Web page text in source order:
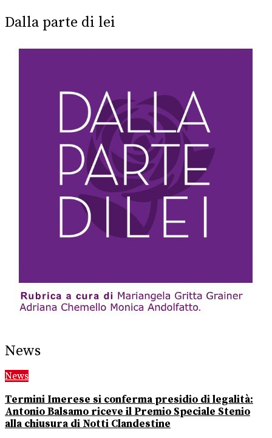
Dalla parte di lei
News
News
Termini Imerese si conferma presidio di legalità:
Antonio Balsamo riceve il Premio Speciale Stenio
alla chiusura di Notti Clandestine